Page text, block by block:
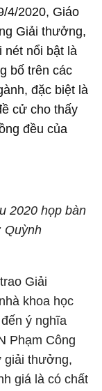
4/2020, Giáo
Giải thưởng,
nét nổi bật là
bố trên các
đặc biệt là
cử cho thấy
đều của
2020 họp bàn
Quỳnh
Giải
khoa học
ý nghĩa
Phạm Công
giải thưởng,
giá là có chất